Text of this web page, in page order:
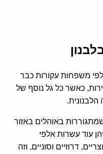
משפחות עקורות כבר
כאשר כל גל נוסף של
משפחות שמתגוררות באוהלים באזור
עוד עשרות אלפי
דרוזיים וסוניים, וזה